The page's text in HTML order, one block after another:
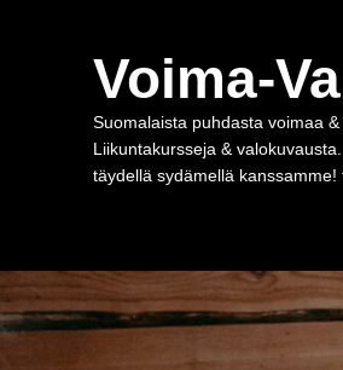
Voima-
Suomalaista puhdasta voimaa
Liikuntakursseja &
täydellä sydämellä